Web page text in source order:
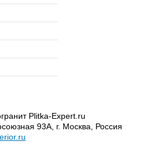
Plitka-Expert.ru
93А г. Москва
Россия